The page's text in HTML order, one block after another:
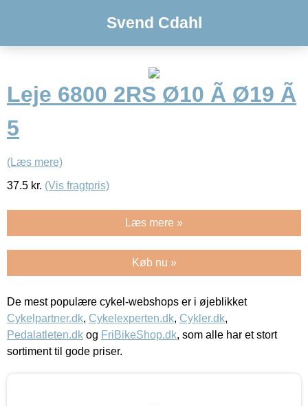
Svend Cdahl
Leje 6800 2RS Ø10 Ã Ø19 Ã
5
(Læs mere)
37.5 kr. (Vis fragtpris)
Læs mere »
Køb nu »
De mest populære cykel-webshops er i øjeblikket
Cykelpartner.dk, Cykelexperten.dk, Cykler.dk,
Pedalatleten.dk og FriBikeShop.dk, som alle har et stort
sortiment til gode priser.